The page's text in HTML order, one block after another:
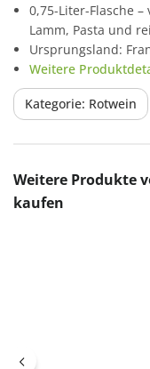
0,75-Liter-Flasche
Lamm, Pasta und
Ursprungsland:
Weitere
Kategorie: Rotwein
Produktgalerie
Weitere Produkte
kaufen